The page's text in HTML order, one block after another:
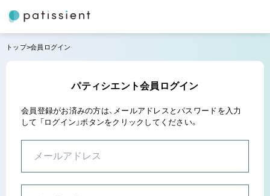
トップ 会員ログイン
パティシエント会員ログイン
会員登録がお済みの方は、メールアドレスとパスワードを入力
して 「ログイン」ボタンをクリックしてください。